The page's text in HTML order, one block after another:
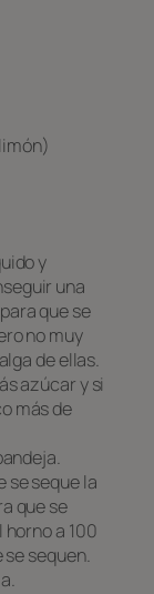
y
una
que se
no muy
de ellas.
azúcar y si
más de
se seque la
que se
a 100
se sequen.